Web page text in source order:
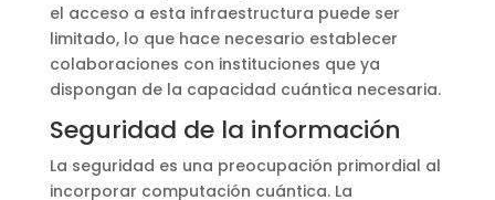
el acceso a esta infraestructura puede ser
limitado, lo que hace necesario establecer
colaboraciones con instituciones que ya
dispongan de la capacidad cuántica necesaria.
Seguridad de la información
La seguridad es una preocupación primordial al
incorporar computación cuántica. La